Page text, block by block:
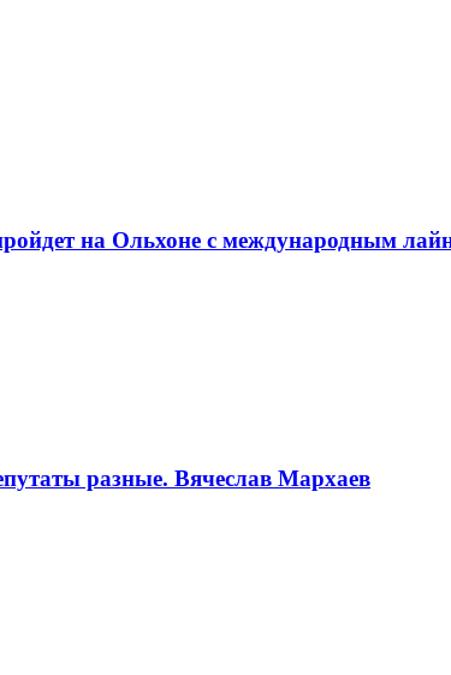
на Ольхоне с международным
разные. Вячеслав Мархаев